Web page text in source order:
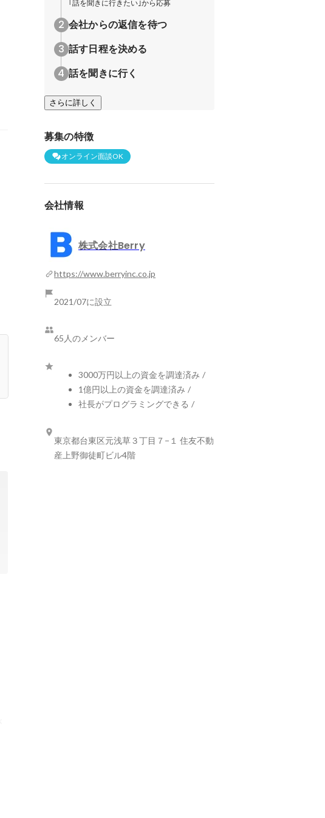
｢話を聞きに行きたい｣から応募
会社からの返信を待つ
話す日程を決める
話を聞きに行く
さらに詳しく
募集の特徴
オンライン面談OK
会社情報
株式会社Berry
https://www.berryinc.co.jp
2021/07に設立
65人のメンバー
3000万円以上の資金を調達済み /
1億円以上の資金を調達済み /
社長がプログラミングできる /
東京都台東区元浅草３丁目７−１ 住友不動
産上野御徒町ビル4階